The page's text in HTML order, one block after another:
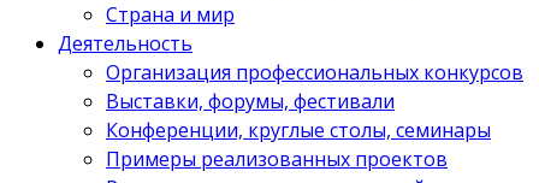
Страна и мир
Деятельность
Организация профессиональных конкурсов
Выставки, форумы, фестивали
Конференции, круглые столы, семинары
Примеры реализованных проектов